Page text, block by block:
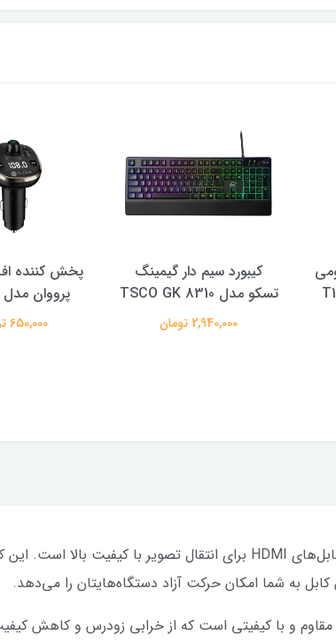
کیبورد سیم دار گیمینگ
تسکو مدل TSCO GK 8310
2,940,000 تومان
پخش کننده
پرووان مدل PFT93
650,000 تومان